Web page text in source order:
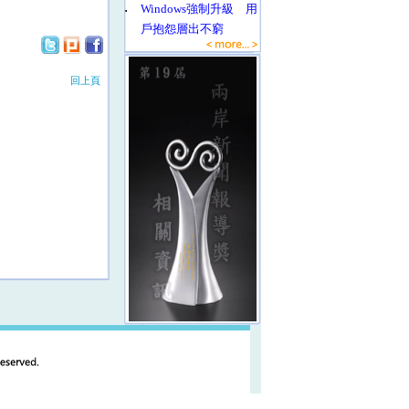
回上頁
‧
Windows強制升級 用
戶抱怨層出不窮